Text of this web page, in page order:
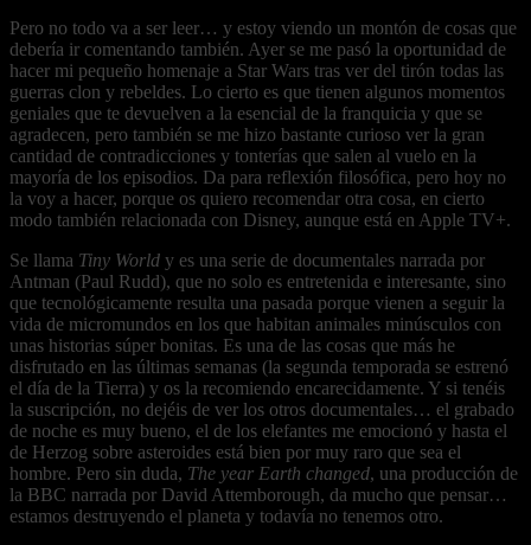
Pero no todo va a ser leer… y estoy viendo un montón de cosas que
debería ir comentando también. Ayer se me pasó la oportunidad de
hacer mi pequeño homenaje a Star Wars tras ver del tirón todas las
guerras clon y rebeldes. Lo cierto es que tienen algunos momentos
geniales que te devuelven a la esencial de la franquicia y que se
agradecen, pero también se me hizo bastante curioso ver la gran
cantidad de contradicciones y tonterías que salen al vuelo en la
mayoría de los episodios. Da para reflexión filosófica, pero hoy no
la voy a hacer, porque os quiero recomendar otra cosa, en cierto
modo también relacionada con Disney, aunque está en Apple TV+.
Se llama Tiny World y es una serie de documentales narrada por
Antman (Paul Rudd), que no solo es entretenida e interesante, sino
que tecnológicamente resulta una pasada porque vienen a seguir la
vida de micromundos en los que habitan animales minúsculos con
unas historias súper bonitas. Es una de las cosas que más he
disfrutado en las últimas semanas (la segunda temporada se estrenó
el día de la Tierra) y os la recomiendo encarecidamente. Y si tenéis
la suscripción, no dejéis de ver los otros documentales… el grabado
de noche es muy bueno, el de los elefantes me emocionó y hasta el
de Herzog sobre asteroides está bien por muy raro que sea el
hombre. Pero sin duda, The year Earth changed, una producción de
la BBC narrada por David Attemborough, da mucho que pensar…
estamos destruyendo el planeta y todavía no tenemos otro.